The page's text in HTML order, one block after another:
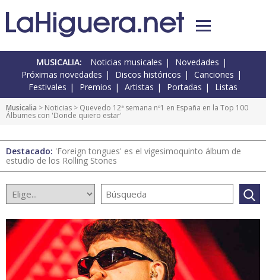
MUSICALIA: Noticias musicales
Novedades
Próximas novedades
Discos históricos
Canciones
Festivales
Premios Artistas Portadas Listas
Musicalia > Noticias > Quevedo 12ª semana nº1 en España en la Top 100
Álbumes con 'Donde quiero estar'
Destacado: 'Foreign tongues' es el vigesimoquinto álbum de
estudio de los Rolling Stones